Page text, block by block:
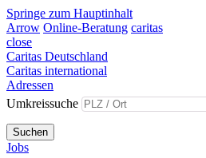
Springe zum Hauptinhalt
Arrow Online-Beratung caritas
close
Caritas Deutschland
Caritas international
Adressen
Umkreissuche
Suchen
Jobs